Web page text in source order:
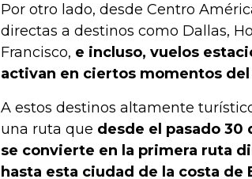
Por otro lado, desde Centro
directas a destinos como Dallas,
Francisco, e incluso, vuelos
activan en ciertos momentos
A estos destinos altamente
una ruta que desde el pasado 30
se convierte en la primera ruta
hasta esta ciudad de la costa de